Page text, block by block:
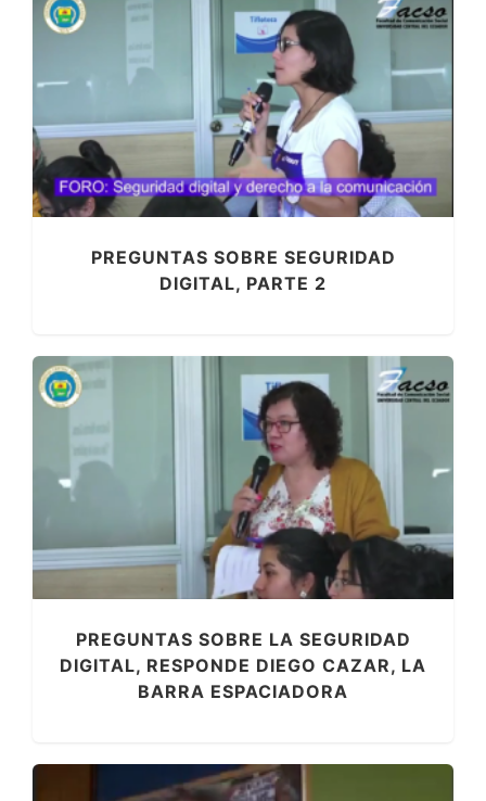
PREGUNTAS SOBRE SEGURIDAD
DIGITAL, PARTE 2
PREGUNTAS SOBRE LA SEGURIDAD
DIGITAL, RESPONDE DIEGO CAZAR, LA
BARRA ESPACIADORA